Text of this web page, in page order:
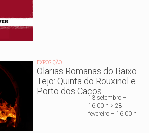
EXPOSIÇÃO
Olarias Romanas do Baixo
Tejo: Quinta do Rouxinol e
Porto dos Cacos
13 setembro –
16.00 h > 28
fevereiro – 16.00 h